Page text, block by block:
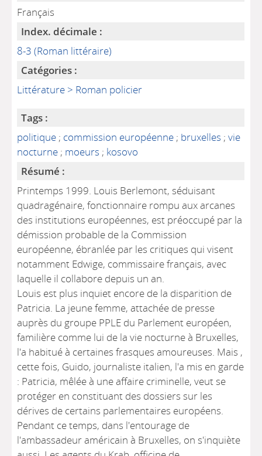
Français
Index. décimale :
8-3 (Roman littéraire)
Catégories :
Littérature > Roman policier
Tags :
politique ; commission européenne ; bruxelles ;vie
nocturne ; moeurs ; kosovo
Résumé :
Printemps 1999. Louis Berlemont, séduisant
quadragénaire, fonctionnaire rompu aux arcanes
des institutions européennes, est préoccupé par la
démission probable de la Commission
européenne, ébranlée par les critiques qui visent
notamment Edwige, commissaire français, avec
laquelle il collabore depuis un an.
Louis est plus inquiet encore de la disparition de
Patricia. La jeune femme, attachée de presse
auprès du groupe PPLE du Parlement européen,
familière comme lui de la vie nocturne à Bruxelles,
l'a habitué à certaines frasques amoureuses. Mais ,
cette fois, Guido, journaliste italien, l'a mis en garde
: Patricia, mêlée à une affaire criminelle, veut se
protéger en constituant des dossiers sur les
dérives de certains parlementaires européens.
Pendant ce temps, dans l'entourage de
l'ambassadeur américain à Bruxelles, on s'inquiète